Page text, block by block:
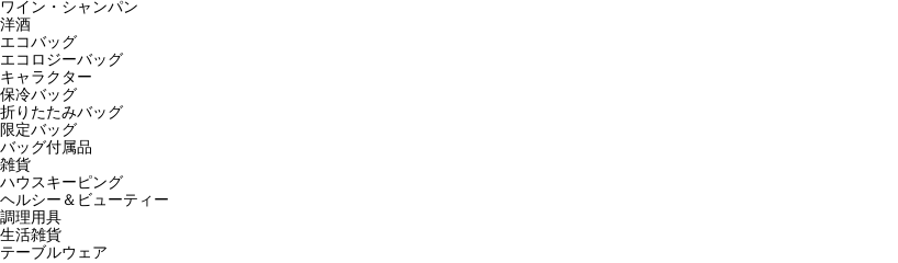
ワイン・シャンパン
洋酒
エコバッグ
エコロジーバッグ
キャラクター
保冷バッグ
折りたたみバッグ
限定バッグ
バッグ付属品
雑貨
ハウスキーピング
ヘルシー＆ビューティー
調理用具
生活雑貨
テーブルウェア